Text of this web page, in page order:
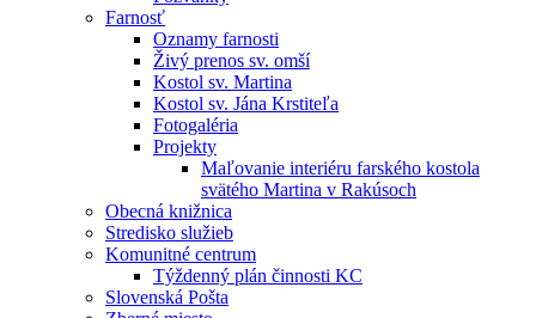
Farnosť
Oznamy farnosti
Živý prenos sv. omší
Kostol sv. Martina
Kostol sv. Jána Krstiteľa
Fotogaléria
Projekty
Maľovanie interiéru farského kostola
svätého Martina v Rakúsoch
Obecná knižnica
Stredisko služieb
Komunitné centrum
Týždenný plán činnosti KC
Slovenská Pošta